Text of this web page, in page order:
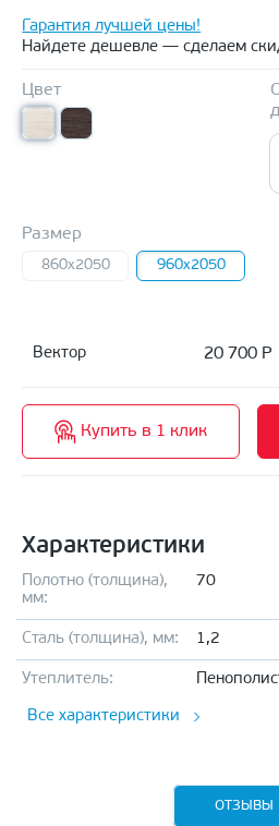
Гарантия лучшей цены!
Найдете дешевле — сделаем
Цвет
Размер
860x2050 960x2050
Вектор 20 700 Р
Купить в 1 клик
Характеристики
Полотно (толщина),
мм:
70
Сталь (толщина), мм: 1,2
Утеплитель:
Все характеристики
ОТЗЫВЫ